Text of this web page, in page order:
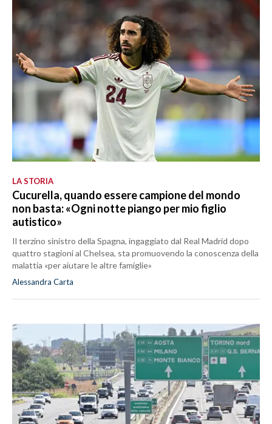
LA STORIA
Cucurella, quando essere campione del mondo
non basta: «Ogni notte piango per mio figlio
autistico»
Il terzino sinistro della Spagna, ingaggiato dal Real Madrid dopo
quattro stagioni al Chelsea, sta promuovendo la conoscenza della
malattia «per aiutare le altre famiglie»
Alessandra Carta